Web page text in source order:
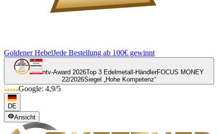
Goldener HebelJede Bestellung ab 100€ gewinnt
ntv-Award 2026Top 3 Edelmetall-HändlerFOCUS MONEY
22/2026Siegel „Hohe Kompetenz“
Google: 4,9/5
DE
Ansicht